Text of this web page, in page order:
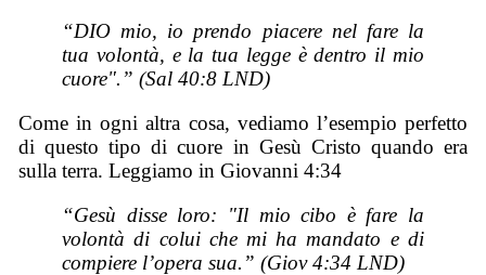
“DIO mio, io prendo piacere nel fare la
tua volontà, e la tua legge è dentro il mio
cuore".” (Sal 40:8 LND)
Come in ogni altra cosa, vediamo l’esempio perfetto
di questo tipo di cuore in Gesù Cristo quando era
sulla terra. Leggiamo in Giovanni 4:34
“Gesù disse loro: "Il mio cibo è fare la
volontà di colui che mi ha mandato e di
compiere l’opera sua.” (Giov 4:34 LND)